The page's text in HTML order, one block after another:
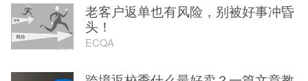
老客户返单也有风险，别被好事冲昏
头！
ECQA